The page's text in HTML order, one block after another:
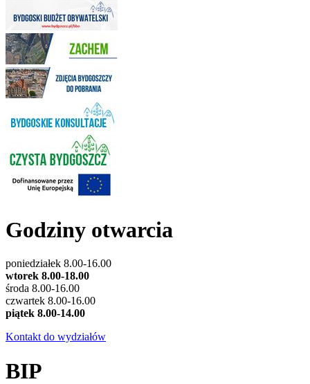
Godziny otwarcia
poniedziałek 8.00-16.00
wtorek 8.00-18.00
środa 8.00-16.00
czwartek 8.00-16.00
piątek 8.00-14.00
Kontakt do wydziałów
BIP